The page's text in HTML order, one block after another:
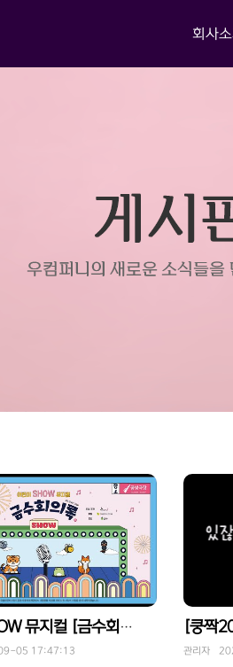
회사소
어린이 SHOW 뮤지컬 [금수회의록] 하이라이트
05 17:47:13 관리자